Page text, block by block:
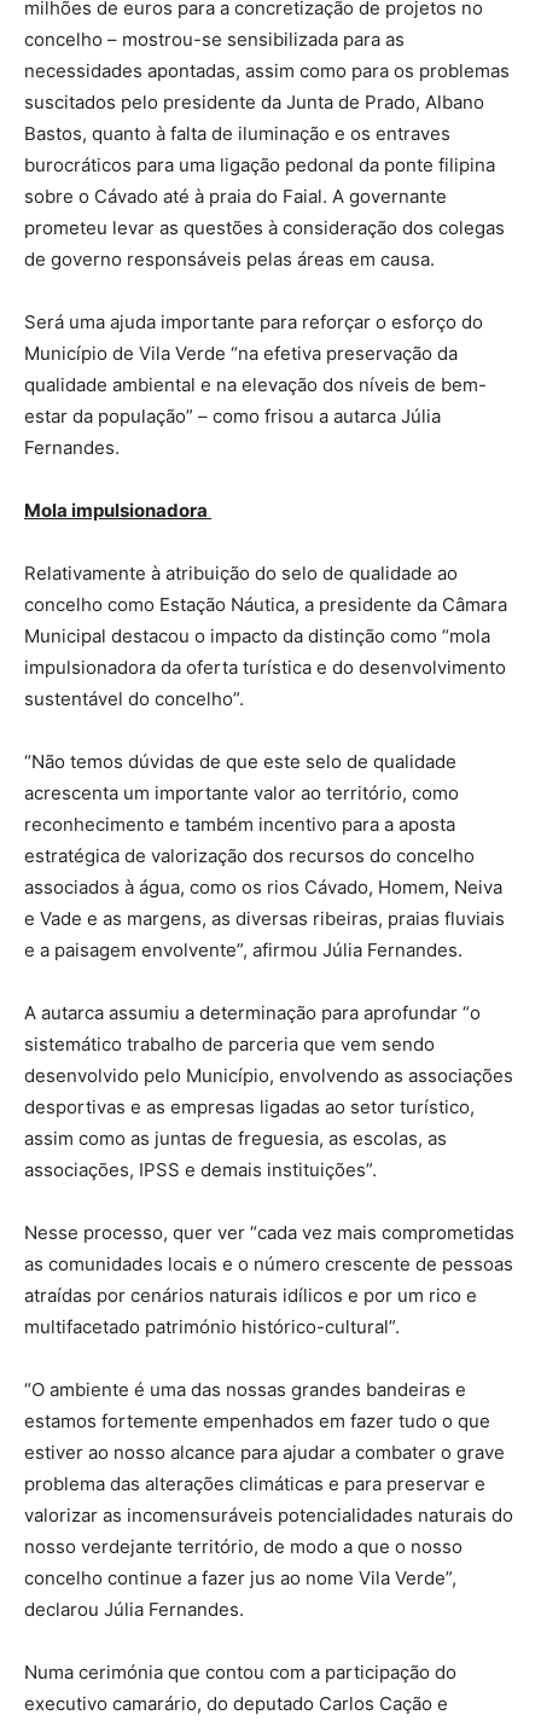
milhões de euros para a concretização de projetos no
concelho – mostrou-se sensibilizada para as
necessidades apontadas, assim como para os problemas
suscitados pelo presidente da Junta de Prado, Albano
Bastos, quanto à falta de iluminação e os entraves
burocráticos para uma ligação pedonal da ponte filipina
sobre o Cávado até à praia do Faial. A governante
prometeu levar as questões à consideração dos colegas
de governo responsáveis pelas áreas em causa.
Será uma ajuda importante para reforçar o esforço do
Município de Vila Verde “na efetiva preservação da
qualidade ambiental e na elevação dos níveis de bem-
estar da população” – como frisou a autarca Júlia
Fernandes.
Mola impulsionadora
Relativamente à atribuição do selo de qualidade ao
concelho como Estação Náutica, a presidente da Câmara
Municipal destacou o impacto da distinção como “mola
impulsionadora da oferta turística e do desenvolvimento
sustentável do concelho”.
“Não temos dúvidas de que este selo de qualidade
acrescenta um importante valor ao território, como
reconhecimento e também incentivo para a aposta
estratégica de valorização dos recursos do concelho
associados à água, como os rios Cávado, Homem, Neiva
e Vade e as margens, as diversas ribeiras, praias fluviais
e a paisagem envolvente”, afirmou Júlia Fernandes.
A autarca assumiu a determinação para aprofundar “o
sistemático trabalho de parceria que vem sendo
desenvolvido pelo Município, envolvendo as associações
desportivas e as empresas ligadas ao setor turístico,
assim como as juntas de freguesia, as escolas, as
associações, IPSS e demais instituições”.
Nesse processo, quer ver “cada vez mais comprometidas
as comunidades locais e o número crescente de pessoas
atraídas por cenários naturais idílicos e por um rico e
multifacetado património histórico-cultural”.
“O ambiente é uma das nossas grandes bandeiras e
estamos fortemente empenhados em fazer tudo o que
estiver ao nosso alcance para ajudar a combater o grave
problema das alterações climáticas e para preservar e
valorizar as incomensuráveis potencialidades naturais do
nosso verdejante território, de modo a que o nosso
concelho continue a fazer jus ao nome Vila Verde”,
declarou Júlia Fernandes.
Numa cerimónia que contou com a participação do
executivo camarário, do deputado Carlos Cação e